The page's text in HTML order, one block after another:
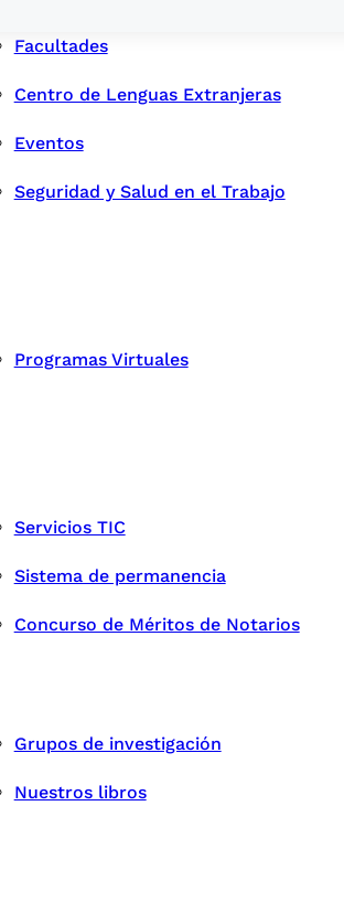
Facultades
Centro de Lenguas Extranjeras
Eventos
Seguridad y Salud en el Trabajo
Programas Virtuales
Servicios TIC
Sistema de permanencia
Concurso de Méritos de Notarios
Grupos de investigación
Nuestros libros